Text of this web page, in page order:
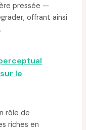
pressée —
offrant ainsi
le
rôle de
riches en